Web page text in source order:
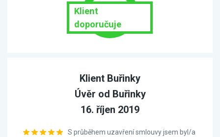
Klient
doporučuje
Klient Buřinky
Úvěr od Buřinky
16. říjen 2019
S průběhem uzavření smlouvy jsem byl/a